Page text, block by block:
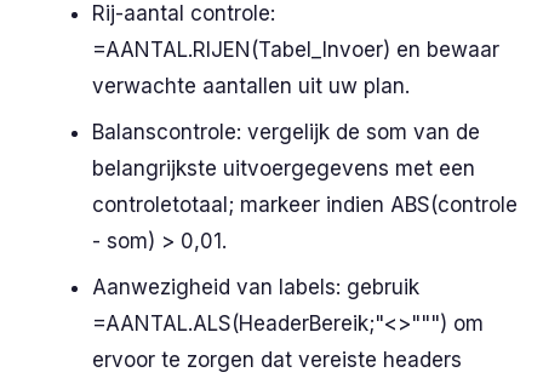
Rij-aantal controle:
=AANTAL.RIJEN(Tabel_Invoer) en bewaar
verwachte aantallen uit uw plan.
Balanscontrole: vergelijk de som van de
belangrijkste uitvoergegevens met een
controletotaal; markeer indien ABS(controle
- som) > 0,01.
Aanwezigheid van labels: gebruik
=AANTAL.ALS(HeaderBereik;"<>""") om
ervoor te zorgen dat vereiste headers